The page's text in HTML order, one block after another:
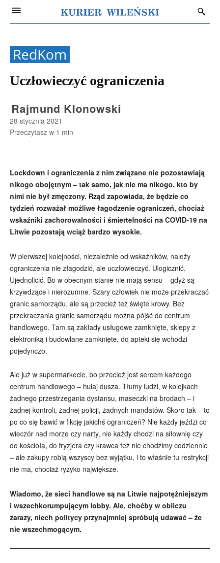
RedKom
Uczłowieczyć ograniczenia
Rajmund Klonowski
28 stycznia 2021
Przeczytasz w 1 min
Lockdown i ograniczenia z nim związane nie pozostawiają
nikogo obojętnym – tak samo, jak nie ma nikogo, kto by
nimi nie był zmęczony. Rząd zapowiada, że będzie co
tydzień rozważał możliwe łagodzenie ograniczeń, chociaż
wskaźniki zachorowalności i śmiertelności na COVID-19 na
Litwie pozostają wciąż bardzo wysokie.
W pierwszej kolejności, niezależnie od wskaźników, należy
ograniczenia nie złagodzić, ale uczłowieczyć. Ulogicznić.
Ujednolicić. Bo w obecnym stanie nie mają sensu – gdyż są
krzywdzące i nierozumne. Szary człowiek nie może przekraczać
granic samorządu, ale są przecież też święte krowy. Bez
przekraczania granic samorządu można pójść do centrum
handlowego. Tam są zakłady usługowe zamknięte, sklepy z
elektroniką i budowlane zamknięte, do apteki się wchodzi
pojedynczo.
Ale już w supermarkecie, bo przecież jest sercem każdego
centrum handlowego – hulaj dusza. Tłumy ludzi, w kolejkach
żadnego przestrzegania dystansu, maseczki na brodach – i
żadnej kontroli, żadnej policji, żadnych mandatów. Skoro tak – to
po co się bawić w fikcję jakichś ograniczeń? Nie każdy jeździ co
wieczór nad morze czy narty, nie każdy chodzi na siłownię czy
do kościoła, do fryzjera czy krawca też nie chodzimy codziennie
– ale zakupy robią wszyscy bez wyjątku, i to właśnie tu restrykcji
nie ma, chociaż ryzyko największe.
Wiadomo, że sieci handlowe są na Litwie najpotężniejszym
i wszechkorumpującym lobby. Ale, choćby w obliczu
zarazy, niech politycy przynajmniej spróbują udawać – że
nie wszechmogącym.